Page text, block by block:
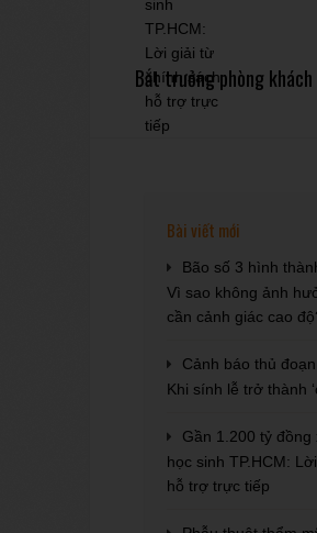
Bắt trưởng phòng khách
Bài viết mới
Bão số 3 hình
Vì sao không ảnh
cần cảnh giác cao
Cảnh báo thủ
Khi sính lễ trở thành
Gần 1.200 tỷ đồng
học sinh TP.HCM:
hỗ trợ trực tiếp